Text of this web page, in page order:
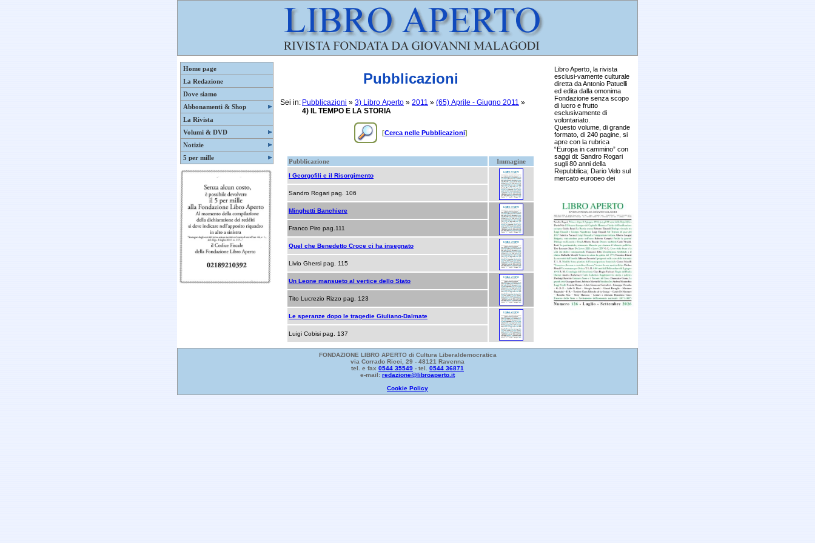
Home page
La Redazione
Dove siamo
Abbonamenti & Shop
La Rivista
Volumi & DVD
Notizie
5 per mille
Pubblicazioni
Sei in: Pubblicazioni » 3) Libro Aperto » 2011 » (65) Aprile - Giugno 2011 »
4) IL TEMPO E LA STORIA
[Cerca nelle Pubblicazioni]
Pubblicazione Immagine
I Georgofili e il Risorgimento
Sandro Rogari pag. 106
Minghetti Banchiere
Franco Piro pag.111
Quel che Benedetto Croce ci ha insegnato
Livio Ghersi pag. 115
Un Leone mansueto al vertice dello Stato
Tito Lucrezio Rizzo pag. 123
Le speranze dopo le tragedie Giuliano-Dalmate
Luigi Cobisi pag. 137
FONDAZIONE LIBRO APERTO di Cultura Liberaldemocratica
via Corrado Ricci, 29 - 48121 Ravenna
tel. e fax 0544 35549 - tel. 0544 36871
e-mail: redazione@libroaperto.it
Cookie Policy